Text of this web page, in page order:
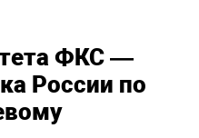
ФКС —
России по